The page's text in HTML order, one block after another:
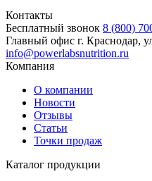
Контакты
Бесплатный звонок 8 (800)
Главный офис г. Краснодар,
info@powerlabsnutrition.ru
Компания
О компании
Новости
Отзывы
Статьи
Точки продаж
Каталог продукции